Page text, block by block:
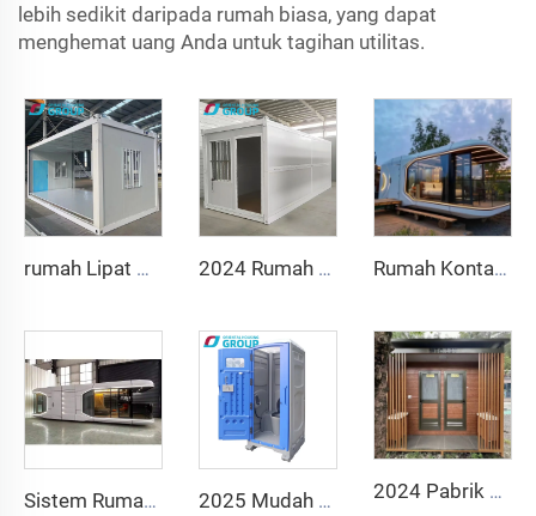
lebih sedikit daripada rumah biasa, yang dapat
menghemat uang Anda untuk tagihan utilitas.
rumah Lipat Bergerak 40ft 20ft Prefab Ruang Lipat Rumah Kontainer Kotak Penyimpanan Lipat Rumah Lipat Dijual 2024 Rumah Kontainer Lipat Mewah 20 kaki Rumah Prefabrikasi Rumah Kontainer Lipat Dijual Rumah Kontainer Lepas-Pasang Multifungsi Rumah Kapsul Kantor Hotel Rumah Kabin Mungil
Sistem Rumah Cerdas Pabrik Cina Rumah Mobil Mewah Kapsul Luar Angkasa Baru Rumah Kontainer Baja Prefabrikasi untuk Hotel dan Resor 2025 Mudah Dipasang Toilet Umum Toilet Portabel Kamar Mandi Mewah Toilet Portabel dan Kamar Mandi Toilet Luar Ruangan Portabel 2024 Pabrik Kabin Toilet Bergerak Baja Portabel Luar Ruangan Kamar Mandi Umum untuk Penggunaan Rumah dengan Bahan Panel Sandwich